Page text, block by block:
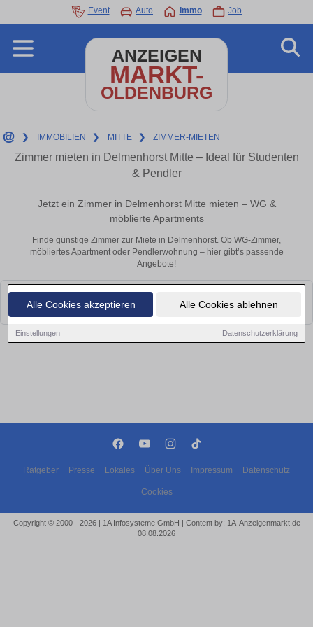
Alle Cookies akzeptieren Alle Cookies ablehnen
Einstellungen Datenschutzerklärung
Event Auto Immo Job
ANZEIGEN
MARKT-
OLDENBURG
❯ IMMOBILIEN ❯ MITTE ❯ ZIMMER-MIETEN
Zimmer mieten in Delmenhorst Mitte – Ideal für Studenten
& Pendler
Jetzt ein Zimmer in Delmenhorst Mitte mieten – WG &
möblierte Apartments
Finde günstige Zimmer zur Miete in Delmenhorst. Ob WG-Zimmer,
möbliertes Apartment oder Pendlerwohnung – hier gibt’s passende
Angebote!
Leider konnten wir derzeit keine passenden Objekte finden. Schauen Sie
bald wieder vorbei!
Ratgeber Presse Lokales Über Uns Impressum Datenschutz
Cookies
Copyright © 2000 - 2026 | 1A Infosysteme GmbH | Content by: 1A-Anzeigenmarkt.de
08.08.2026